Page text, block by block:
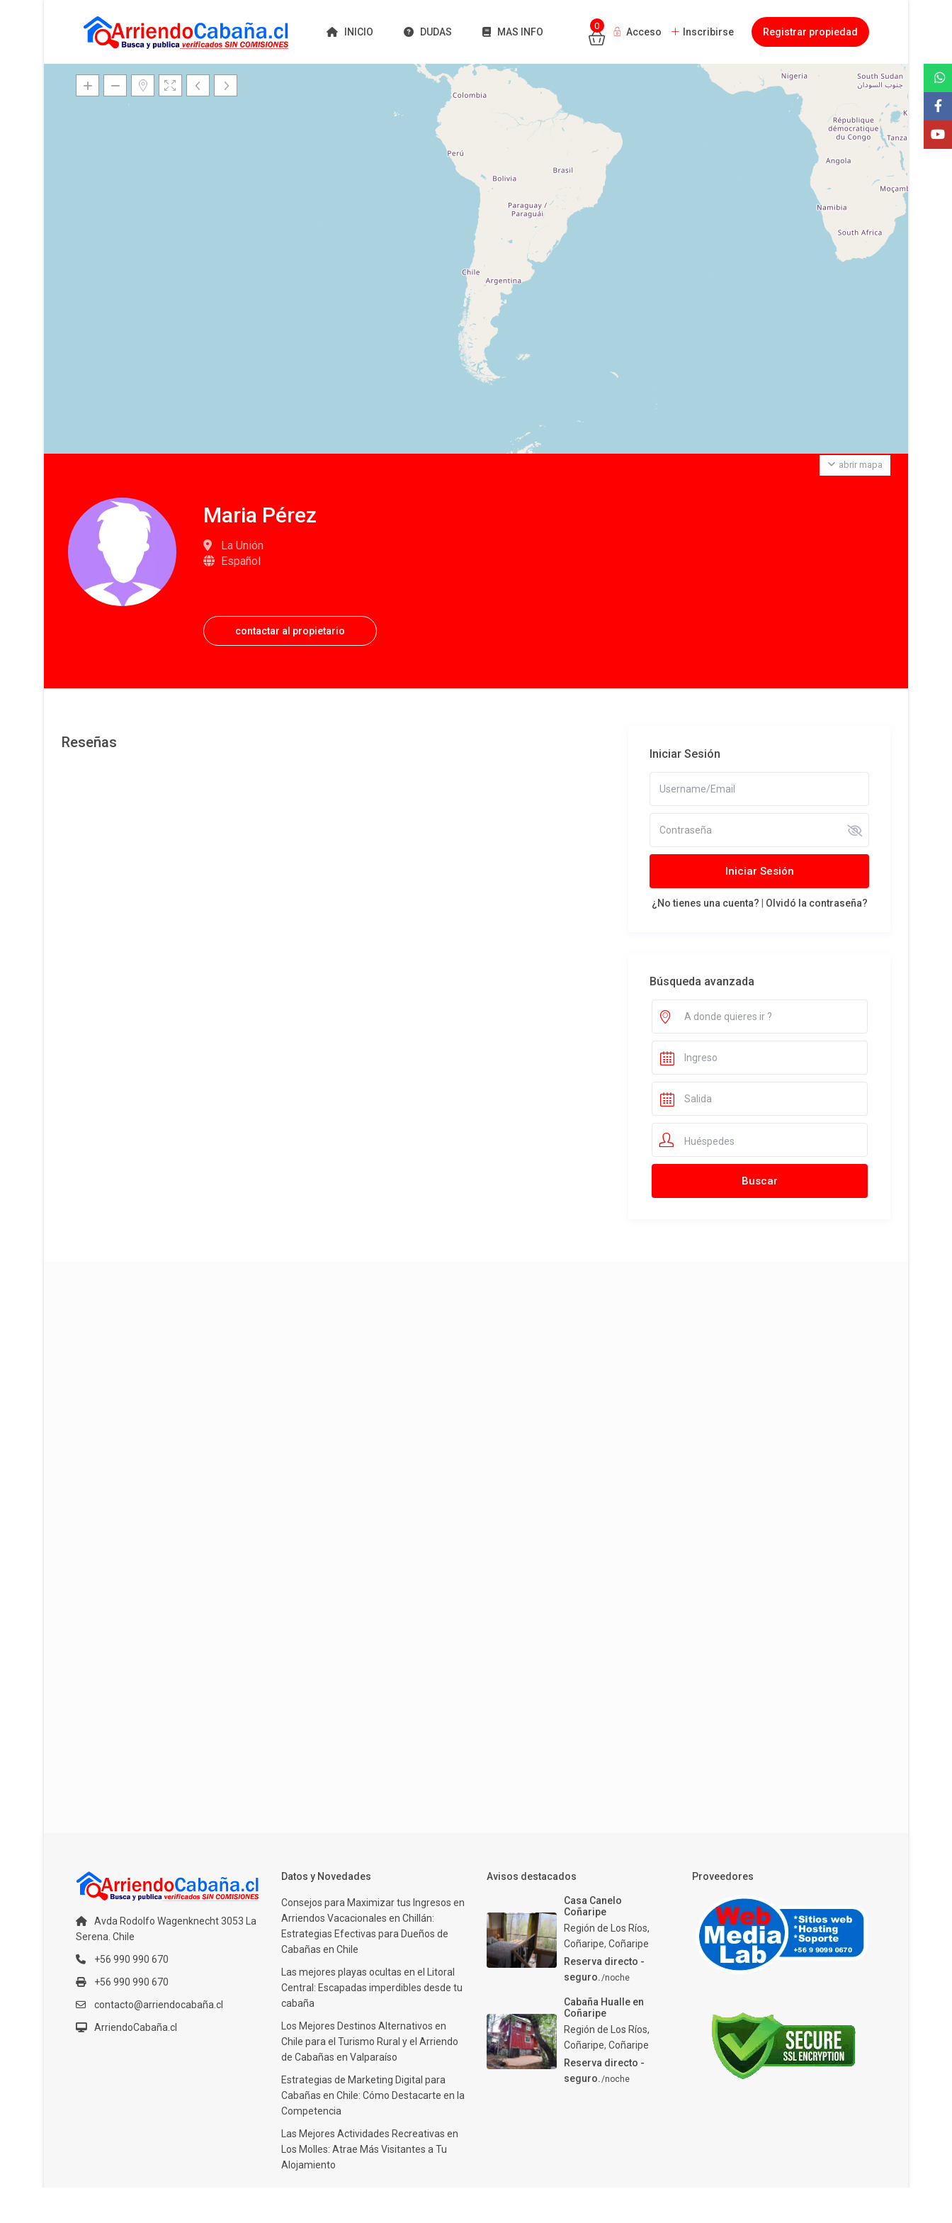
INICIO DUDAS MAS INFO
0
Acceso Inscribirse Registrar propiedad
Cargando mapas
abrir mapa
Maria Pérez
La Unión
Español
contactar al propietario
Reseñas
Iniciar Sesión
Iniciar Sesión
¿No tienes una cuenta? Olvidó la contraseña?
Búsqueda avanzada
Huéspedes
Avda Rodolfo Wagenknecht 3053 La
Serena. Chile
+56 990 990 670
+56 990 990 670
contacto@arriendocabaña.cl
ArriendoCabaña.cl
Datos y Novedades
Consejos para Maximizar tus Ingresos en
Arriendos Vacacionales en Chillán:
Estrategias Efectivas para Dueños de
Cabañas en Chile
Las mejores playas ocultas en el Litoral
Central: Escapadas imperdibles desde tu
cabaña
Los Mejores Destinos Alternativos en
Chile para el Turismo Rural y el Arriendo
de Cabañas en Valparaíso
Estrategias de Marketing Digital para
Cabañas en Chile: Cómo Destacarte en la
Competencia
Las Mejores Actividades Recreativas en
Los Molles: Atrae Más Visitantes a Tu
Alojamiento
Avisos destacados
Casa Canelo
Coñaripe
Región de Los Ríos,
Coñaripe,Coñaripe
Reserva directo -
seguro./noche
Cabaña Hualle en
Coñaripe
Región de Los Ríos,
Coñaripe,Coñaripe
Reserva directo -
seguro./noche
Proveedores